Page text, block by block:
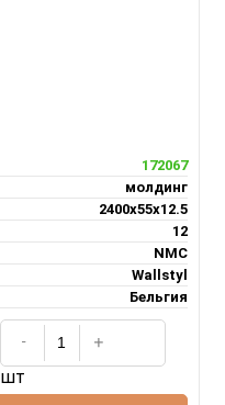
172067
молдинг
2400х55х12.5
12
NMC
Wallstyl
Бельгия
шт